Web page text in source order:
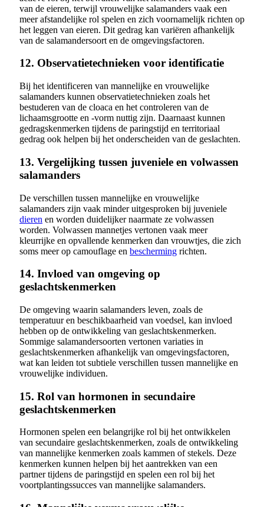
van de eieren, terwijl vrouwelijke salamanders vaak een
meer afstandelijke rol spelen en zich voornamelijk richten op
het leggen van eieren. Dit gedrag kan variëren afhankelijk
van de salamandersoort en de omgevingsfactoren.
12. Observatietechnieken voor identificatie
Bij het identificeren van mannelijke en vrouwelijke
salamanders kunnen observatietechnieken zoals het
bestuderen van de cloaca en het controleren van de
lichaamsgrootte en -vorm nuttig zijn. Daarnaast kunnen
gedragskenmerken tijdens de paringstijd en territoriaal
gedrag ook helpen bij het onderscheiden van de geslachten.
13. Vergelijking tussen juveniele en volwassen
salamanders
De verschillen tussen mannelijke en vrouwelijke
salamanders zijn vaak minder uitgesproken bij juveniele
dieren en worden duidelijker naarmate ze volwassen
worden. Volwassen mannetjes vertonen vaak meer
kleurrijke en opvallende kenmerken dan vrouwtjes, die zich
soms meer op camouflage en bescherming richten.
14. Invloed van omgeving op
geslachtskenmerken
De omgeving waarin salamanders leven, zoals de
temperatuur en beschikbaarheid van voedsel, kan invloed
hebben op de ontwikkeling van geslachtskenmerken.
Sommige salamandersoorten vertonen variaties in
geslachtskenmerken afhankelijk van omgevingsfactoren,
wat kan leiden tot subtiele verschillen tussen mannelijke en
vrouwelijke individuen.
15. Rol van hormonen in secundaire
geslachtskenmerken
Hormonen spelen een belangrijke rol bij het ontwikkelen
van secundaire geslachtskenmerken, zoals de ontwikkeling
van mannelijke kenmerken zoals kammen of stekels. Deze
kenmerken kunnen helpen bij het aantrekken van een
partner tijdens de paringstijd en spelen een rol bij het
voortplantingssucces van mannelijke salamanders.